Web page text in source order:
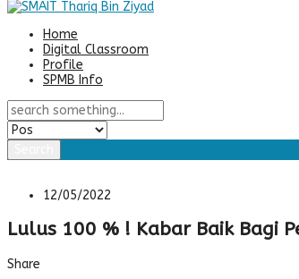
Home
Digital Classroom
Profile
SPMB Info
12/05/2022
Lulus 100 % ! Kabar Baik Bagi
Share